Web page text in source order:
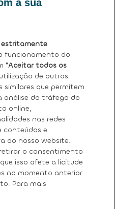
a fim de
alterações.
a sua
estritamente
funcionamento do
“Aceitar todos os
de outros
que permitem
análise do tráfego do
online,
nas redes
conteúdos e
do nosso website.
o consentimento
isso afete a licitude
no momento anterior
Para mais